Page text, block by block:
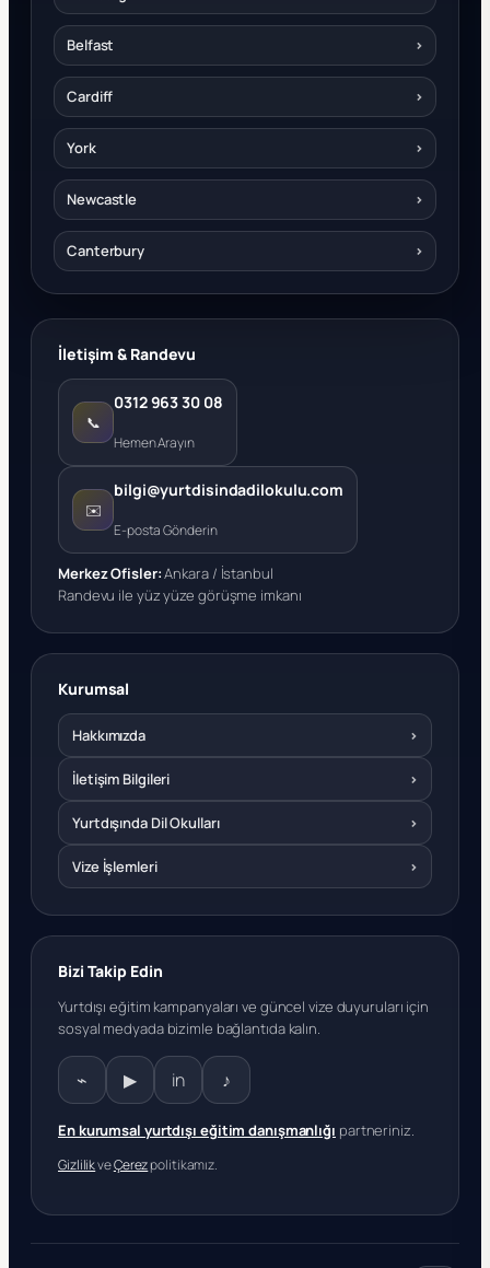
Belfast ›
Cardiff ›
York ›
Newcastle ›
Canterbury ›
İletişim & Randevu
📞
0312 963 30 08
Hemen Arayın
✉️
bilgi@yurtdisindadilokulu.com
E-posta Gönderin
Merkez Ofisler:Ankara / İstanbul
Randevu ile yüz yüze görüşme imkanı
Kurumsal
Hakkımızda ›
İletişim Bilgileri ›
Yurtdışında Dil Okulları ›
Vize İşlemleri ›
Bizi Takip Edin
Yurtdışı eğitim kampanyaları ve güncel vize duyuruları için
sosyal medyada bizimle bağlantıda kalın.
⌁ ▶ in ♪
En kurumsal yurtdışı eğitim danışmanlığı partneriniz.
GizlilikveÇerezpolitikamız.